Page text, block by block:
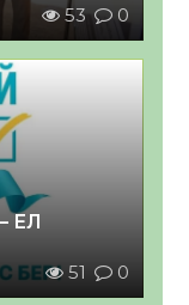
53 0
ЕЛ
51 0